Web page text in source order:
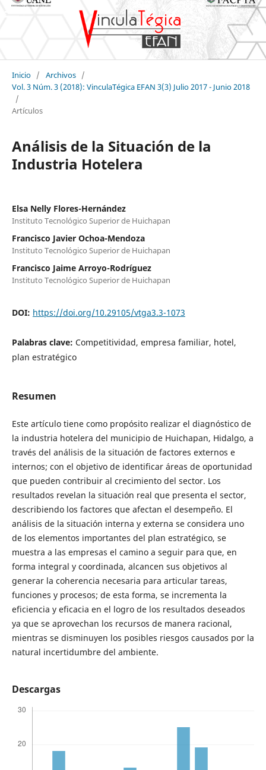
Inicio / Archivos /
Vol. 3 Núm. 3 (2018): VinculaTégica EFAN 3(3) Julio 2017 - Junio 2018
/
Artículos
Análisis de la Situación de la
Industria Hotelera
Elsa Nelly Flores-Hernández
Instituto Tecnológico Superior de Huichapan
Francisco Javier Ochoa-Mendoza
Instituto Tecnológico Superior de Huichapan
Francisco Jaime Arroyo-Rodríguez
Instituto Tecnológico Superior de Huichapan
DOI: https://doi.org/10.29105/vtga3.3-1073
Palabras clave: Competitividad, empresa familiar, hotel,
plan estratégico
Resumen
Este artículo tiene como propósito realizar el diagnóstico de
la industria hotelera del municipio de Huichapan, Hidalgo, a
través del análisis de la situación de factores externos e
internos; con el objetivo de identificar áreas de oportunidad
que pueden contribuir al crecimiento del sector. Los
resultados revelan la situación real que presenta el sector,
describiendo los factores que afectan el desempeño. El
análisis de la situación interna y externa se considera uno
de los elementos importantes del plan estratégico, se
muestra a las empresas el camino a seguir para que, en
forma integral y coordinada, alcancen sus objetivos al
generar la coherencia necesaria para articular tareas,
funciones y procesos; de esta forma, se incrementa la
eficiencia y eficacia en el logro de los resultados deseados
ya que se aprovechan los recursos de manera racional,
mientras se disminuyen los posibles riesgos causados por la
natural incertidumbre del ambiente.
Descargas